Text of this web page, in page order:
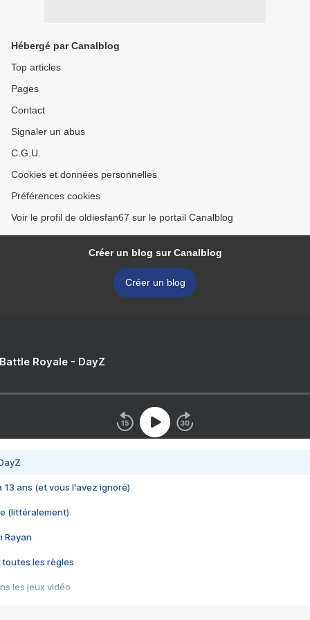
Hébergé par Canalblog
Top articles
Pages
Contact
Signaler un abus
C.G.U.
Cookies et données personnelles
Préférences cookies
Voir le profil de oldiesfan67 sur le portail Canalblog
Créer un blog sur Canalblog
Créer un blog
Royale - DayZ
13 ans (et vous l'avez ignoré)
(littéralement)
Rayan
toutes les règles
les jeux vidéo